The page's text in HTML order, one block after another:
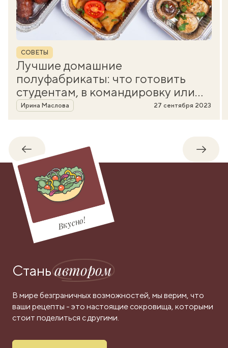
Рубрика
СОВЕТЫ
Лучшие домашние
полуфабрикаты: что готовить
студентам, в командировку или
на фронт
Автор
Ирина Маслова 27 сентября 2023
Обратно
Вкусно!
Станьавтором
В мире безграничных возможностей, мы верим, что
ваши рецепты - это настоящие сокровища, которыми
стоит поделиться с другими.